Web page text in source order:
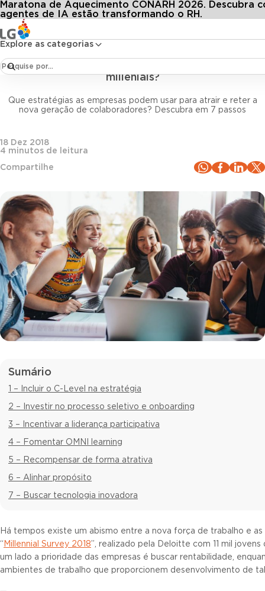
Explore as categorias
Maratona de Aquecimento CONARH 2026. Descubra
agentes de IA estão transformando o RH.
Conteúdos Blog LG Todos os artigos
Carreira 4.0: como manter o engajamento dos millenials?
Gestão de pessoas
Carreira 4.0: como manter o engajamento dos
millenials?
Que estratégias as empresas podem usar para atrair e reter a
nova geração de colaboradores? Descubra em 7 passos
18 Dez 2018
4 minutos de leitura
Compartilhe
Sumário
1 – Incluir o C-Level na estratégia
2 – Investir no processo seletivo e onboarding
3 – Incentivar a liderança participativa
4 – Fomentar OMNI learning
5 – Recompensar de forma atrativa
6 – Alinhar propósito
7 – Buscar tecnologia inovadora
Há tempos existe um abismo entre a nova força de trabalho e
“ Millennial Survey 2018”, realizado pela Deloitte com 11 mil
um lado a prioridade das empresas é buscar rentabilidade,
ambientes de trabalho que proporcionem desenvolvimento de